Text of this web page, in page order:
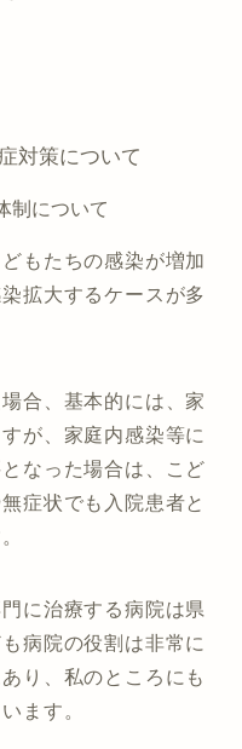
対策について
制について
もたちの感染が増加
拡大するケースが多
合、基本的には、家
が、家庭内感染等に
なった場合は、こど
症状でも入院患者と
に治療する病院は県
病院の役割は非常に
り、私のところにも
ます。